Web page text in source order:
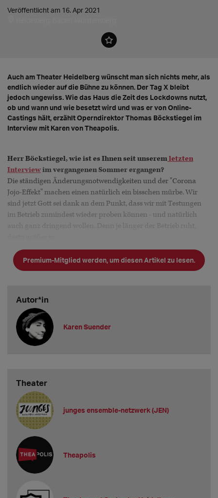
Veröffentlicht am 16. Apr 2021
Auch am Theater Heidelberg wünscht man sich nichts mehr, als
endlich wieder auf die Bühne zu können. Der Tag X bleibt
jedoch ungewiss. Wie das Haus die Zeit des Lockdowns nutzt,
ob und wann und wie besetzt wird und was er von Online-
Castings hält, erzählt Operndirektor Thomas Böckstiegel im
Interview mit Karen von Theapolis.
Herr Böckstiegel, wie ist es Ihnen seit unseremletzten
Interviewim vergangenen Sommer ergangen?
Die ständigen Änderungsnotwendigkeiten und der "Corona
Jojo-Effekt" machen einen natürlich ein bisschen mürbe. Wir
sind jetzt Gott sei dank an dem Punkt, dass wir mit Testungen
im Betrieb zumindest wieder proben können - und natürlich
Premium-Mitglied werden, um diesen Artikel zu lesen.
Autor*in
Karen Suender
Theater
junges ensemble-netzwerk (JEN)
Theapolis